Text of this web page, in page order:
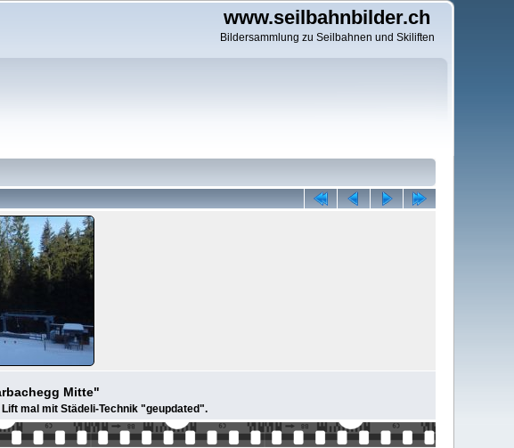
www.seilbahnbilder.ch
Bildersammlung zu Seilbahnen und Skiliften
Mitte"
mal mit Städeli-Technik "geupdated".